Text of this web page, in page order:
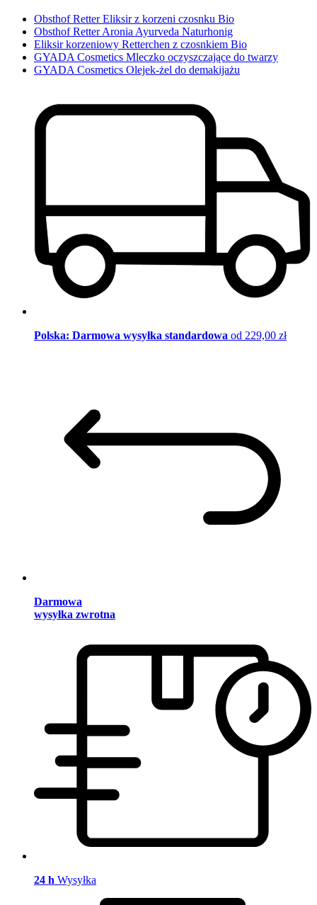
Obsthof Retter Eliksir z korzeni czosnku Bio
Obsthof Retter Aronia Ayurveda Naturhonig
Eliksir korzeniowy Retterchen z czosnkiem Bio
GYADA Cosmetics Mleczko oczyszczające do twarzy
GYADA Cosmetics Olejek-żel do demakijażu
Polska: Darmowa wysyłka standardowa od 229,00 zł
Darmowa
wysyłka zwrotna
24 h Wysyłka